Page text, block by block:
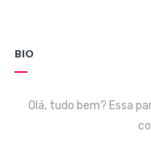
BIO
Olá, tudo bem? Essa